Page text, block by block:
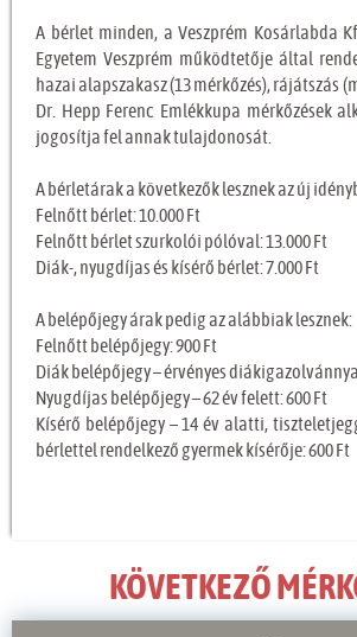
A bérlet minden, a Veszprém Kosárlabda
Egyetem Veszprém működtetője által
hazai alapszakasz (13 mérkőzés), rájátszás
Dr. Hepp Ferenc Emlékkupa mérkőzések
jogosítja fel annak tulajdonosát.
A bérletárak a következők lesznek az új
Felnőtt bérlet: 10.000 Ft
Felnőtt bérlet szurkolói pólóval: 13.000 Ft
Diák-, nyugdíjas és kísérő bérlet: 7.000 Ft
A belépőjegy árak pedig az alábbiak lesznek:
Felnőtt belépőjegy: 900 Ft
Diák belépőjegy – érvényes
Nyugdíjas belépőjegy – 62 év felett: 600 Ft
Kísérő belépőjegy – 14 év alatti,
bérlettel rendelkező gyermek kísérője: 600 Ft
KÖVETKEZŐ